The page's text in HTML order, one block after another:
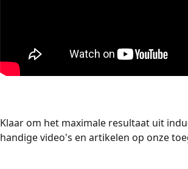
Klaar om het maximale resultaat uit
handige video's en artikelen op onze